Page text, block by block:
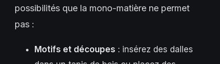
possibilités que la mono-matière ne permet
pas :
Motifs et découpes : insérez des dalles